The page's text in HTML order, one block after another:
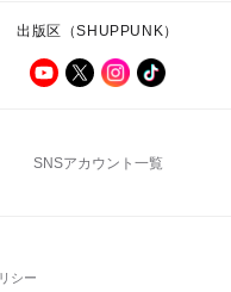
出版区（SHUPPUNK）
SNSアカウント一覧
シー